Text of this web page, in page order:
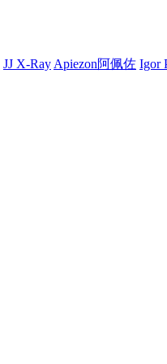
JJ X-Ray Apiezon阿佩佐 Igor